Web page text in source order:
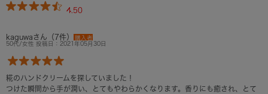
4.50
kaguwaさん（7件）
購入者
50代/女性 投稿日：2021年05月30日
糀のハンドクリームを探していました！
つけた瞬間から手が潤い、とてもやわらかくなります。香りにも癒され、とて